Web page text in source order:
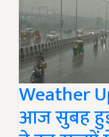
Weather
आज सुबह हुई